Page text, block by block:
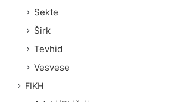
Sekte
Širk
Tevhid
Vesvese
FIKH